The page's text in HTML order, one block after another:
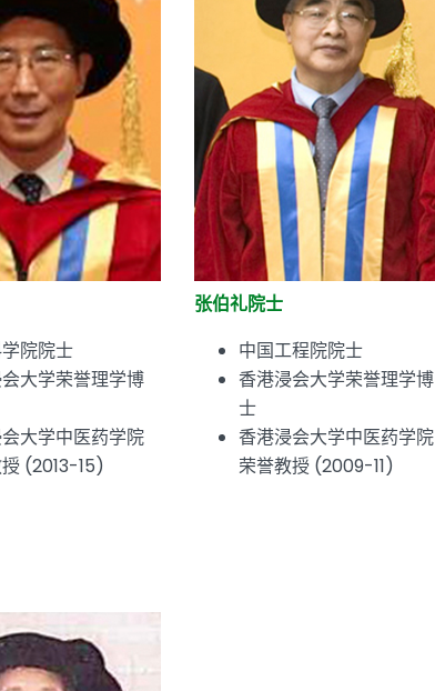
院院士
大学荣誉理学博
大学中医药学院
(2013-15)
张伯礼院士
中国工程院院士
香港浸会大学荣誉理学博
士
香港浸会大学中医药学院
荣誉教授 (2009-11)